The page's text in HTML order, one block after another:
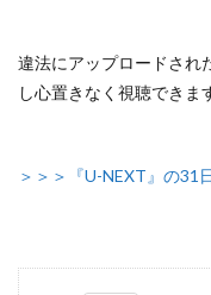
違法にアップロードされ
し心置きなく視聴できま
＞＞＞『U-NEXT』の31